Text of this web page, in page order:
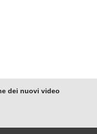
dei nuovi video